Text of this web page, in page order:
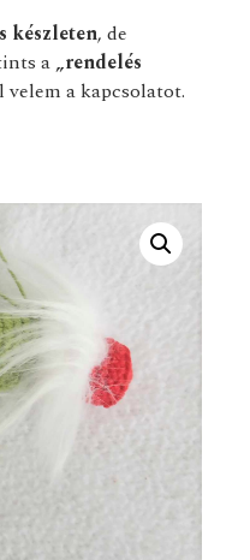
készleten, de
a „rendelés
velem a kapcsolatot.